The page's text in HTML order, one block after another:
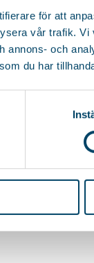
för att
vår trafik. Vi
annons- och
du har